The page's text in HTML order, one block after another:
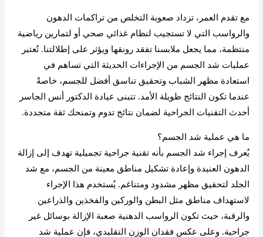
مع تقدم العمر، تزداد صعوبة التخلص من تراكمات الدهون
والرواسب التي لا تستجيب لنظام غذائي صحي أو لتمارين رياضية
منتظمة، مما يجعل ملابسنا تفقد رونقها ويؤثر على إطلالتنا. تُعتبر
عمليات شد الجسم من الإجراءات الحديثة التي تساهم في
استعادة مظهر الشباب وتحقيق تناسق أفضل للجسم، خاصةً
عندما تكون النتائج طويلة الأمد. تتبنى عيادة الدكتور أنس الجاسر
أحدث التقنيات الجراحية لضمان نتائج تدوم وتمنحك ثقة متجددة.
ما هي عملية شد الجسم؟
يُعرف إجراء شد الجسم بأنه تقنية جراحية تجميلية تهدف إلى إزالة
الدهون العنيدة وإعادة تشكيل مناطق معينة من الجسم، مع شد
الجلد لتحقيق مظهر مشدود ومتناغم. يُستخدم هذا الإجراء
لاستهداف مناطق مثل البطن والوركين والفخذين والذراعين
والرقبة، حيث تكون الرواسب الدهنية صعبة الإزالة بوسائل غير
جراحية. وعلى عكس فقدان الوزن التقليدي، فإن عملية شد